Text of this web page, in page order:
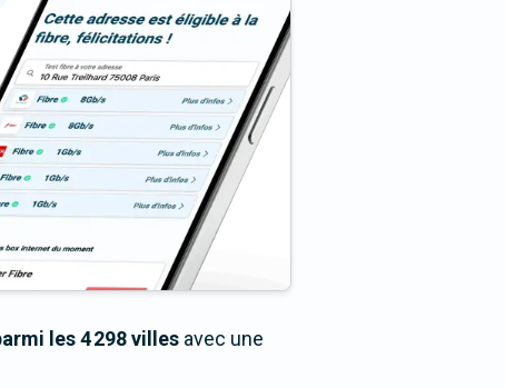
les 4 298 villes avec une